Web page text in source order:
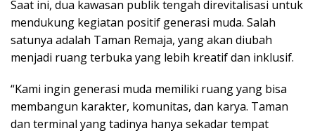
Saat ini, dua kawasan publik tengah direvitalisasi untuk
mendukung kegiatan positif generasi muda. Salah
satunya adalah Taman Remaja, yang akan diubah
menjadi ruang terbuka yang lebih kreatif dan inklusif.
“Kami ingin generasi muda memiliki ruang yang bisa
membangun karakter, komunitas, dan karya. Taman
dan terminal yang tadinya hanya sekadar tempat